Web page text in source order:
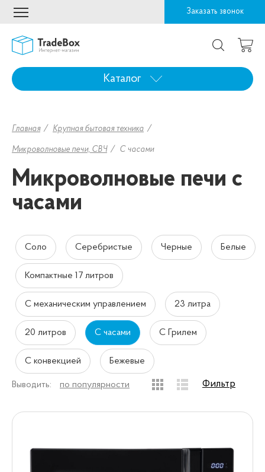
Заказать звонок
Каталог
Главная Крупная бытовая техника
Микроволновые печи, СВЧ С часами
Микроволновые печи с
часами
Соло Серебристые Черные Белые
Компактные 17 литров
С механическим управлением 23 литра
20 литров С часами С Грилем
С конвекцией Бежевые
Выводить: по популярности Фильтр